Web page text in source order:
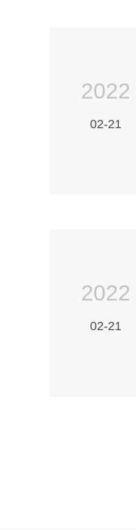
2022
02-21
2022
02-21